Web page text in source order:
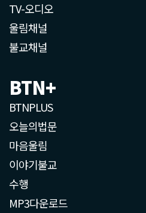
TV-오디오
울림채널
불교채널
BTN+
BTNPLUS
오늘의법문
마음울림
이야기불교
수행
MP3다운로드